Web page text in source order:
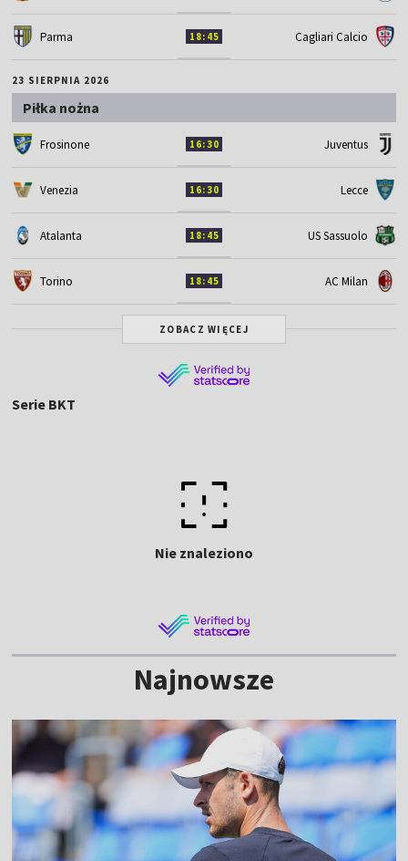
Parma 18:45 Cagliari Calcio
23 SIERPNIA 2026
Piłka nożna
Frosinone 16:30 Juventus
Venezia 16:30 Lecce
Atalanta 18:45 US Sassuolo
Torino 18:45 AC Milan
ZOBACZ WIĘCEJ
Serie BKT
Nie znaleziono
Najnowsze